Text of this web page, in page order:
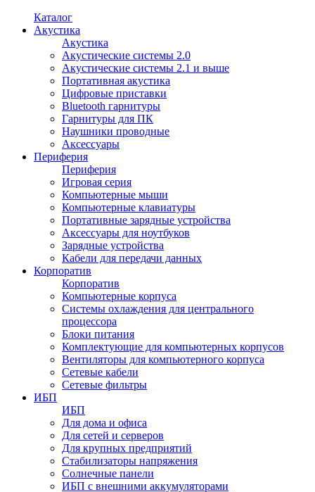
Каталог
Акустика
Акустика
Акустические системы 2.0
Акустические системы 2.1 и выше
Портативная акустика
Цифровые приставки
Bluetooth гарнитуры
Гарнитуры для ПК
Наушники проводные
Аксессуары
Периферия
Периферия
Игровая серия
Компьютерные мыши
Компьютерные клавиатуры
Портативные зарядные устройства
Аксессуары для ноутбуков
Зарядные устройства
Кабели для передачи данных
Корпоратив
Корпоратив
Компьютерные корпуса
Системы охлаждения для центрального
процессора
Блоки питания
Комплектующие для компьютерных корпусов
Вентиляторы для компьютерного корпуса
Сетевые кабели
Сетевые фильтры
ИБП
ИБП
Для дома и офиса
Для сетей и серверов
Для крупных предприятий
Стабилизаторы напряжения
Солнечные панели
ИБП с внешними аккумуляторами